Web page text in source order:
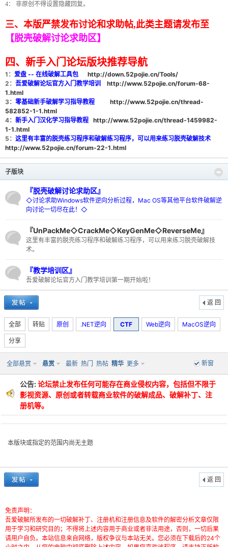
解
-
po
jie.
4： 非原创不得设置隐藏回复。
三、本版严禁发布讨论和求助帖,此类主题请发布至
【脱壳破解讨论求助区】
四、新手入门论坛版块推荐导航
1： 爱盘 -- 在线破解工具包
http://down.52pojie.cn/Tools/
2： 吾爱破解论坛官方入门教学培训
http://www.52pojie.cn/forum-68-
1.html
3： 零基础新手破解学习指导教程
http://www.52pojie.cn/thread-
582852-1-1.html
4： 新手入门汉化学习指导教程 http://www.52pojie.cn/thread-1459982-
1-1.html
5： 这里有丰富的脱壳练习程序和破解练习程序，可以用来练习脱壳破解技术
http://www.52pojie.cn/forum-22-1.html
子版块
『脱壳破解讨论求助区』
◇讨论求助Windows软件逆向分析过程，Mac OS等其他平台软件破解逆
向讨论一切尽在此！◇
『UnPackMe◇CrackMe◇KeyGenMe◇ReverseMe』
这里有丰富的脱壳练习程序和破解练习程序，可以用来练习脱壳破解技
术。
『教学培训区』
吾爱破解论坛官方入门教学培训第一期开始啦！
返 回
全部 转贴 原创 .NET逆向 CTF Web逆向 MacOS逆向
分享
新窗
全部悬赏 悬赏 最新 热门 热帖 精华 更多
公告:论坛禁止发布任何可能存在商业侵权内容，包括但不限于
影视资源、原创或者转载商业软件的破解成品、破解补丁、注
册机等。
本版块或指定的范围内尚无主题
返 回
免责声明：
吾爱破解所发布的一切破解补丁、注册机和注册信息及软件的解密分析文章仅限
用于学习和研究目的；不得将上述内容用于商业或者非法用途，否则，一切后果
请用户自负。本站信息来自网络，版权争议与本站无关。您必须在下载后的24个